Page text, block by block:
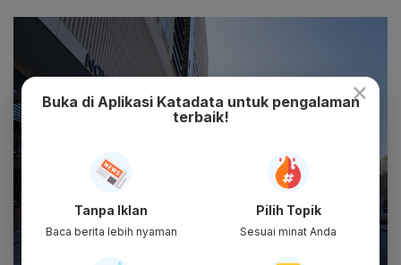
×
Buka di Aplikasi Katadata untuk pengalaman
terbaik!
Tanpa Iklan
Baca berita lebih nyaman
Pilih Topik
Sesuai minat Anda